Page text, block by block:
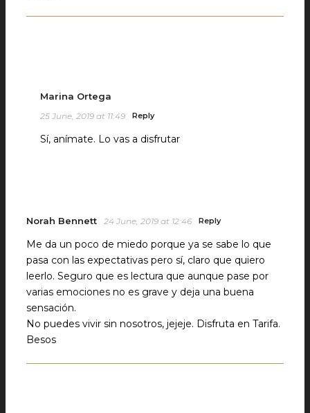
Marina Ortega
25 June, 2019 at 11:49 Reply
Sí, anímate. Lo vas a disfrutar
Norah Bennett 24 June, 2019 at 12:46 Reply
Me da un poco de miedo porque ya se sabe lo que
pasa con las expectativas pero sí, claro que quiero
leerlo. Seguro que es lectura que aunque pase por
varias emociones no es grave y deja una buena
sensación.
No puedes vivir sin nosotros, jejeje. Disfruta en Tarifa.
Besos